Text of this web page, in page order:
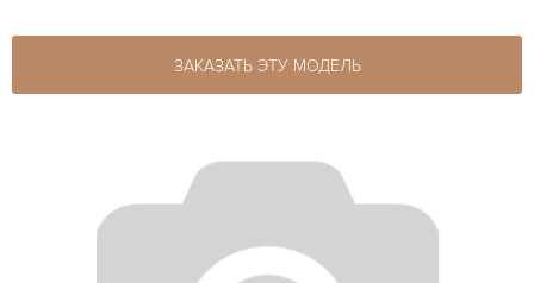
ЗАКАЗАТЬ ЭТУ МОДЕЛЬ